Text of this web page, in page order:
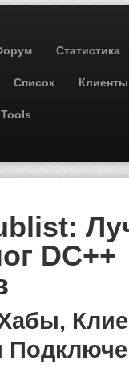
Статистика
Список Клиенты
Tools
DC++